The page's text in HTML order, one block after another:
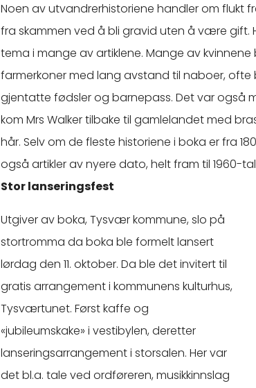
Noen av utvandrerhistoriene handler om flukt
fra skammen ved å bli gravid uten å være gift.
tema i mange av artiklene. Mange av
farmerkoner med lang avstand til naboer,
gjentatte fødsler og barnepass. Det var også
kom Mrs Walker tilbake til gamlelandet med
hår. Selv om de fleste historiene i boka er fra
også artikler av nyere dato, helt fram til 1960-
Stor lanseringsfest
Utgiver av boka, Tysvær kommune, slo på
stortromma da boka ble formelt lansert
lørdag den 11. oktober. Da ble det invitert til
gratis arrangement i kommunens kulturhus,
Tysværtunet. Først kaffe og
«jubileumskake» i vestibylen, deretter
lanseringsarrangement i storsalen. Her var
det bl.a. tale ved ordføreren, musikkinnslag